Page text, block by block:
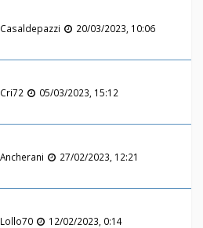
Casaldepazzi
20/03/2023, 10:06
Cri72
05/03/2023, 15:12
Ancherani
27/02/2023, 12:21
Lollo70
12/02/2023, 0:14